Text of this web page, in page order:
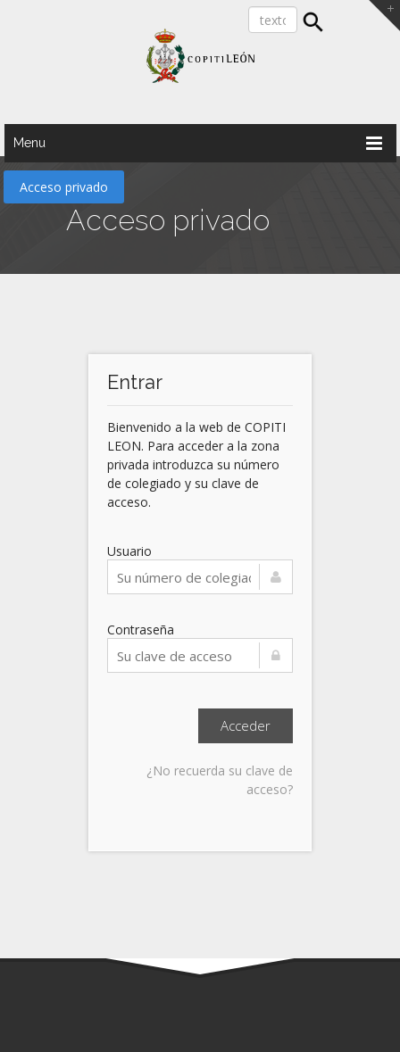
Menu
Acceso privado
Acceso privado
Entrar
Bienvenido a la web de COPITI
LEON. Para acceder a la zona
privada introduzca su número
de colegiado y su clave de
acceso.
Usuario
Contraseña
¿No recuerda su clave de
acceso?